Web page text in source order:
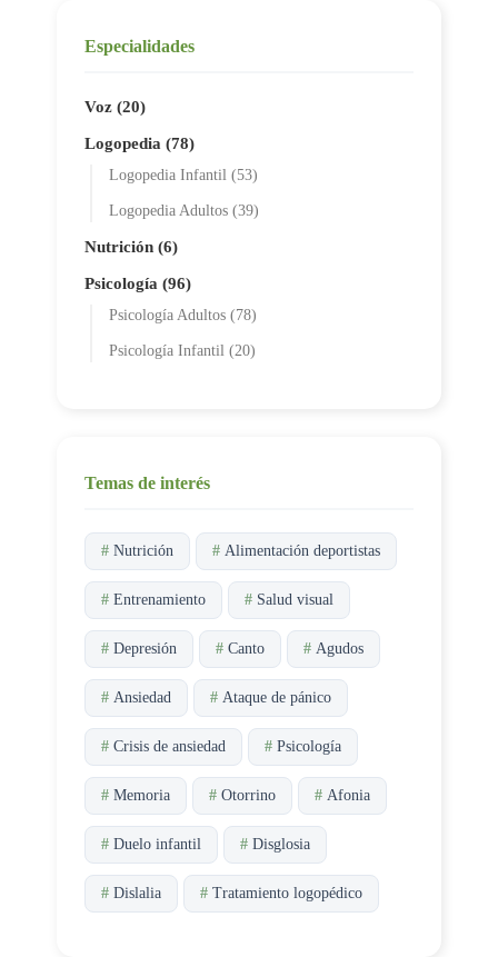
Especialidades
Voz (20)
Logopedia (78)
Logopedia Infantil (53)
Logopedia Adultos (39)
Nutrición (6)
Psicología (96)
Psicología Adultos (78)
Psicología Infantil (20)
Temas de interés
# Nutrición # Alimentación deportistas
# Entrenamiento # Salud visual
# Depresión # Canto # Agudos
# Ansiedad # Ataque de pánico
# Crisis de ansiedad # Psicología
# Memoria # Otorrino # Afonia
# Duelo infantil # Disglosia
# Dislalia # Tratamiento logopédico